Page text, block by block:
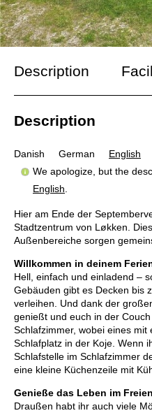
Description
Description
Danish German
English
We apologize, but the
English.
Hier am Ende der
Stadtzentrum von Løkken.
Außenbereiche sorgen
Willkommen in deinem
Hell, einfach und einladend –
Gebäuden gibt es Decken bis
verleihen. Und dank der
genießt und euch in der
Schlafzimmer, wobei eines
Schlafplatz in der Koje. Wenn
Schlafstelle im Schlafzimmer
eine kleine Küchenzeile mit
Genieße das Leben im Freien
Draußen habt ihr auch viele